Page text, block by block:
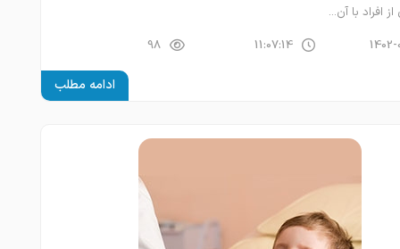
ادامه مطلب
افراد با آن...
11:07:14
98